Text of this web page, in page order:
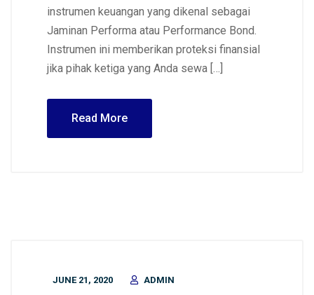
instrumen keuangan yang dikenal sebagai
Jaminan Performa atau Performance Bond.
Instrumen ini memberikan proteksi finansial
jika pihak ketiga yang Anda sewa […]
Read More
JUNE 21, 2020
ADMIN